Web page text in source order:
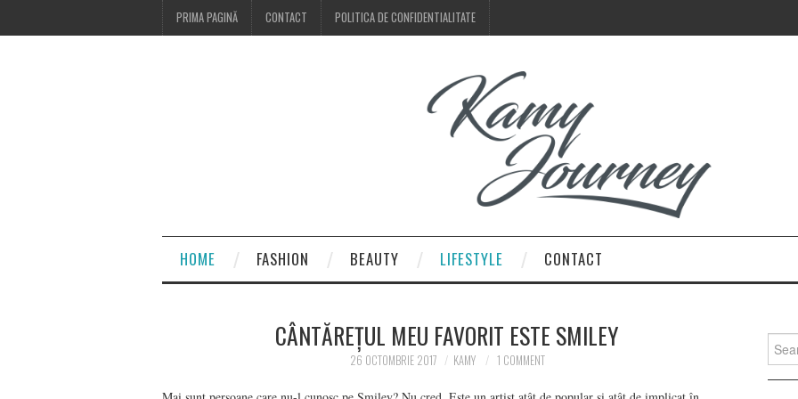
PRIMA PAGINĂ CONTACT POLITICA DE CONFIDENTIALITATE
HOME FASHION BEAUTY LIFESTYLE CONTACT
CÂNTĂREȚUL MEU FAVORIT ESTE SMILEY
26 OCTOMBRIE 2017 KAMY 1 COMMENT
for: